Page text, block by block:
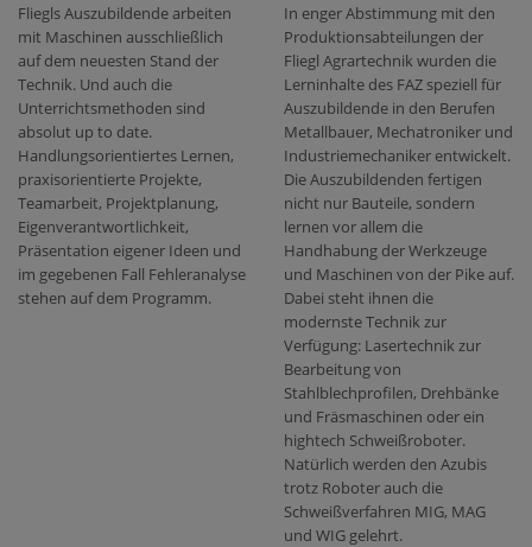
Fliegls Auszubildende arbeiten
mit Maschinen ausschließlich
auf dem neuesten Stand der
Technik. Und auch die
Unterrichtsmethoden sind
absolut up to date.
Handlungsorientiertes Lernen,
praxisorientierte Projekte,
Teamarbeit, Projektplanung,
Eigenverantwortlichkeit,
Präsentation eigener Ideen und
im gegebenen Fall Fehleranalyse
stehen auf dem Programm.
In enger Abstimmung mit den
Produktionsabteilungen der
Fliegl Agrartechnik wurden die
Lerninhalte des FAZ speziell für
Auszubildende in den Berufen
Metallbauer, Mechatroniker und
Industriemechaniker entwickelt.
Die Auszubildenden fertigen
nicht nur Bauteile, sondern
lernen vor allem die
Handhabung der Werkzeuge
und Maschinen von der Pike auf.
Dabei steht ihnen die
modernste Technik zur
Verfügung: Lasertechnik zur
Bearbeitung von
Stahlblechprofilen, Drehbänke
und Fräsmaschinen oder ein
hightech Schweißroboter.
Natürlich werden den Azubis
trotz Roboter auch die
Schweißverfahren MIG, MAG
und WIG gelehrt.